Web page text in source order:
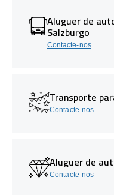
Aluguer de
Salzburgo
Contacte-nos
Transporte
Contacte-nos
Aluguer de
Contacte-nos